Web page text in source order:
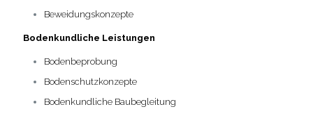
Beweidungskonzepte
Bodenkundliche Leistungen
Bodenbeprobung
Bodenschutzkonzepte
Bodenkundliche Baubegleitung